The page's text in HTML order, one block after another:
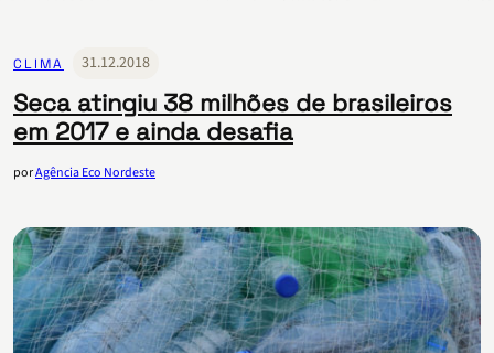
CLIMA 31.12.2018
Seca atingiu 38 milhões de brasileiros
em 2017 e ainda desafia
porAgência Eco Nordeste